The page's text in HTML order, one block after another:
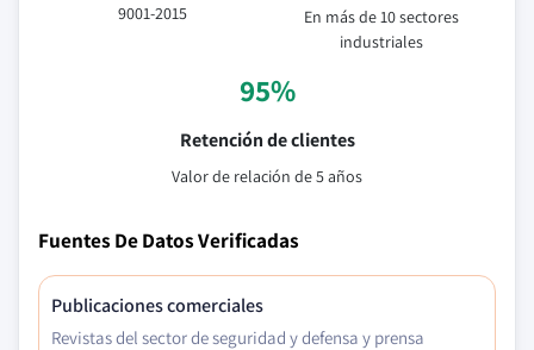
9001-2015
En más de 10 sectores
industriales
95%
Retención de clientes
Valor de relación de 5 años
Fuentes De Datos Verificadas
Publicaciones comerciales
Revistas del sector de seguridad y defensa y prensa